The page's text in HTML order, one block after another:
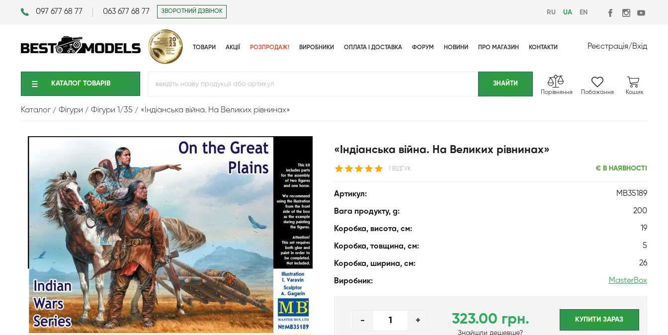
097 677 68 77 063 677 68 77 ЗВОРОТНИЙ ДЗВІНОК RU UA EN
ТОВАРИ АКЦІЇ РОЗПРОДАЖ! ВИРОБНИКИ ОПЛАТА І ДОСТАВКА ФОРУМ НОВИНИ ПРО МАГАЗИН КОНТАКТИ Реєстрація/Вхід
КАТАЛОГ ТОВАРIВ
Порівняння Побажання Кошик
Каталог Фігури Фігури 1/35 «Індіанська війна. На Великих рівнинах»
«Індіанська війна. На Великих рівнинах»
1 ВІДГУК Є В НАЯВНОСТІ
Артикул: MB35189
Вага продукту, g: 200
Коробка, висота, см: 19
Коробка, товщина, см: 5
Коробка, ширина, см: 26
Виробник: MasterBox
- + 323.00 грн.
Знайшли дешевше?
КУПИТИ ЗАРАЗ